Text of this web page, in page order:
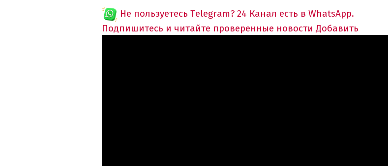
Не пользуетесь Telegram? 24 Канал есть в WhatsApp.
Подпишитесь и читайте проверенные новости Добавить